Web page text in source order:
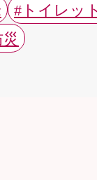
#トイレッ